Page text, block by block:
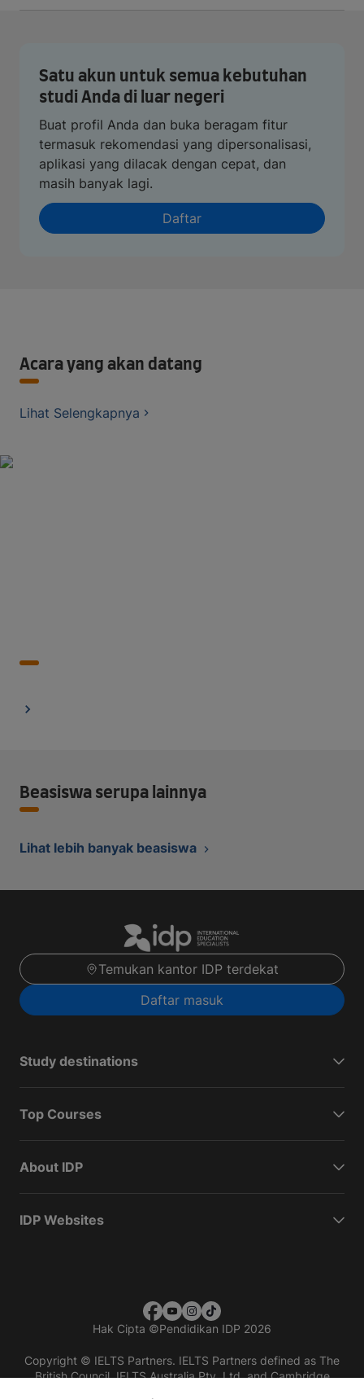
Satu akun untuk semua kebutuhan
studi Anda di luar negeri
Buat profil Anda dan buka beragam fitur
termasuk rekomendasi yang dipersonalisasi,
aplikasi yang dilacak dengan cepat, dan
masih banyak lagi.
Daftar
Acara yang akan datang
Lihat Selengkapnya
Beasiswa serupa lainnya
Lihat lebih banyak beasiswa
Temukan kantor IDP terdekat
Daftar masuk
Study destinations
Top Courses
About IDP
IDP Websites
Hak Cipta ©Pendidikan IDP 2026
Copyright © IELTS Partners. IELTS Partners defined as The
British Council, IELTS Australia Pty. Ltd. and Cambridge